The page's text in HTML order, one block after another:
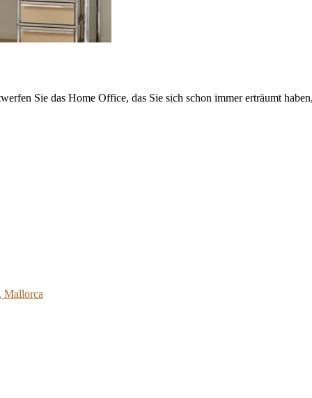
Sie das Home Office, das Sie sich schon immer erträumt
Mallorca